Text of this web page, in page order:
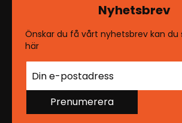
Nyhetsbrev
Önskar du få vårt nyhetsbrev kan du
här
Prenumerera